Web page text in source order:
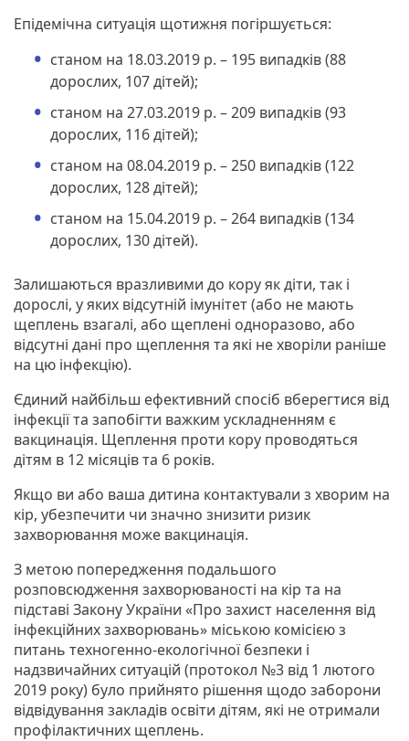
Епідемічна ситуація щотижня погіршується:
станом на 18.03.2019 р. – 195 випадків (88
дорослих, 107 дітей);
станом на 27.03.2019 р. – 209 випадків (93
дорослих, 116 дітей);
станом на 08.04.2019 р. – 250 випадків (122
дорослих, 128 дітей);
станом на 15.04.2019 р. – 264 випадків (134
дорослих, 130 дітей).
Залишаються вразливими до кору як діти, так і
дорослі, у яких відсутній імунітет (або не мають
щеплень взагалі, або щеплені одноразово, або
відсутні дані про щеплення та які не хворіли раніше
на цю інфекцію).
Єдиний найбільш ефективний спосіб вберегтися від
інфекції та запобігти важким ускладненням є
вакцинація. Щеплення проти кору проводяться
дітям в 12 місяців та 6 років.
Якщо ви або ваша дитина контактували з хворим на
кір, убезпечити чи значно знизити ризик
захворювання може вакцинація.
З метою попередження подальшого
розповсюдження захворюваності на кір та на
підставі Закону України «Про захист населення від
інфекційних захворювань» міською комісією з
питань техногенно-екологічної безпеки і
надзвичайних ситуацій (протокол №3 від 1 лютого
2019 року) було прийнято рішення щодо заборони
відвідування закладів освіти дітям, які не отримали
профілактичних щеплень.